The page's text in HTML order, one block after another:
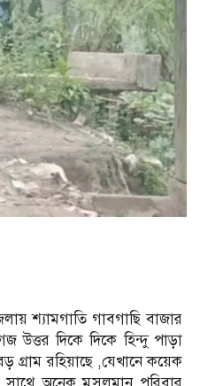
শ্যামগাতি গাবগাছি বাজার
দিকে দিকে হিন্দু পাড়া
গ্রাম রহিয়াছে ,যেখানে কয়েক